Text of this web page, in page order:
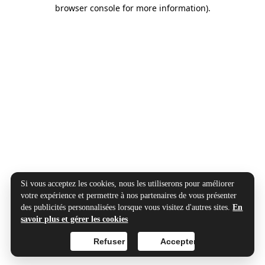
browser console for more information).
Si vous acceptez les cookies, nous les utiliserons pour améliorer
votre expérience et permettre à nos partenaires de vous présenter
des publicités personnalisées lorsque vous visitez d'autres sites.En
savoir plus et gérer les cookies
Accepter
Refuser